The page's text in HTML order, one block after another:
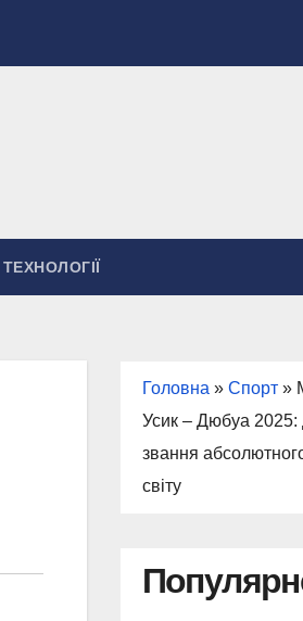
ТЕХНОЛОГІЇ
Головна » Спорт»
Усик – Дюбуа 2025:
звання
світу